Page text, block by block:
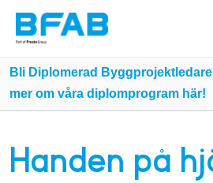
Klicka härför att komma till alla
Bli Diplomerad
mer om våra diplomprogram här!
Handen på